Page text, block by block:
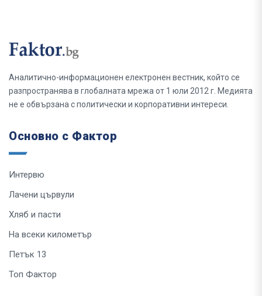
Аналитично-информационен електронен вестник, който се
разпространява в глобалната мрежа от 1 юли 2012 г. Медията
не е обвързана с политически и корпоративни интереси.
Основно с Фактор
Интервю
Лачени цървули
Хляб и пасти
На всеки километър
Петък 13
Топ Фактор